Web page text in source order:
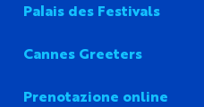
Palais des Festivals
Cannes Greeters
Prenotazione online